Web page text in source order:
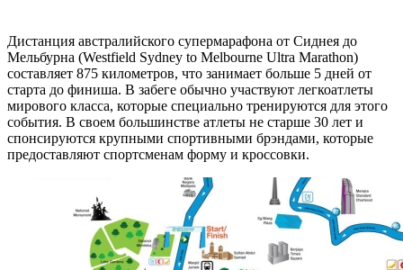
Дистанция австралийского супермарафона от Сиднея до
Мельбурна (Westfield Sydney to Melbourne Ultra Marathon)
составляет 875 километров, что занимает больше 5 дней от
старта до финиша. В забеге обычно участвуют легкоатлеты
мирового класса, которые специально тренируются для этого
события. В своем большинстве атлеты не старше 30 лет и
спонсируются крупными спортивными брэндами, которые
предоставляют спортсменам форму и кроссовки.